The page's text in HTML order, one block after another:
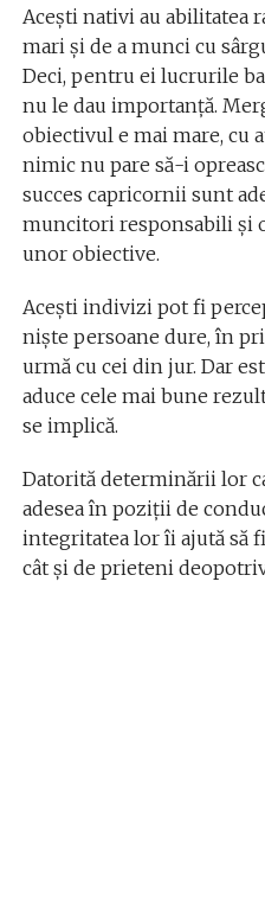
Acești nativi au abilitatea
mari și de a munci cu
Deci, pentru ei lucrurile
nu le dau importanță.
obiectivul e mai mare, cu
nimic nu pare să-i
succes capricornii sunt
muncitori responsabili și
unor obiective.
Acești indivizi pot fi
niște persoane dure, în
urmă cu cei din jur. Dar
aduce cele mai bune
se implică.
Datorită determinării lor
adesea în poziții de
integritatea lor îi ajută să
cât și de prieteni